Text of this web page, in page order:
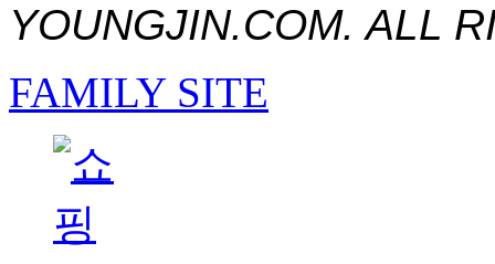
YOUNGJIN.COM. ALL
FAMILY SITE